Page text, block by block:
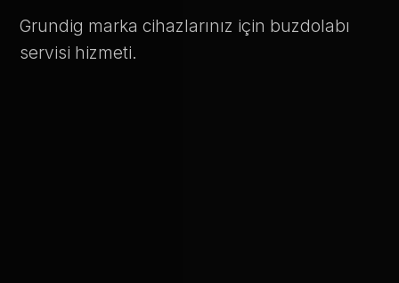
Grundig marka cihazlarınız için buzdolabı
servisi hizmeti.